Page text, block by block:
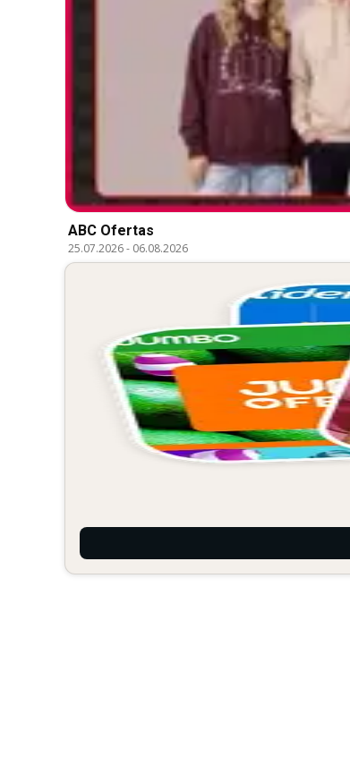
ABC Ofertas
25.07.2026- 06.08.2026